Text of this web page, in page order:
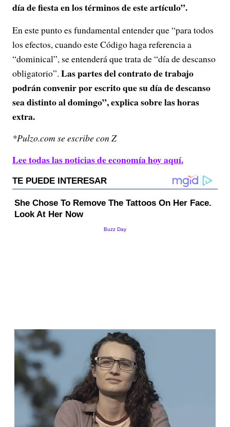
día de fiesta en los términos de este artículo”.
En este punto es fundamental entender que “para todos
los efectos, cuando este Código haga referencia a
“dominical”, se entenderá que trata de “día de descanso
obligatorio”. Las partes del contrato de trabajo
podrán convenir por escrito que su día de descanso
sea distinto al domingo”, explica sobre las horas
extra.
*Pulzo.com se escribe con Z
Lee todas las noticias de economía hoy aquí.